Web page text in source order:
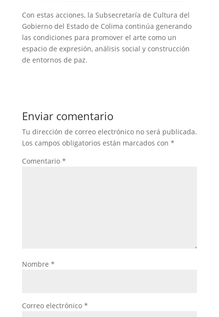
Con estas acciones, la Subsecretaría de Cultura del
Gobierno del Estado de Colima continúa generando
las condiciones para promover el arte como un
espacio de expresión, análisis social y construcción
de entornos de paz.
Enviar comentario
Tu dirección de correo electrónico no será publicada.
Los campos obligatorios están marcados con *
Comentario *
Nombre *
Correo electrónico *